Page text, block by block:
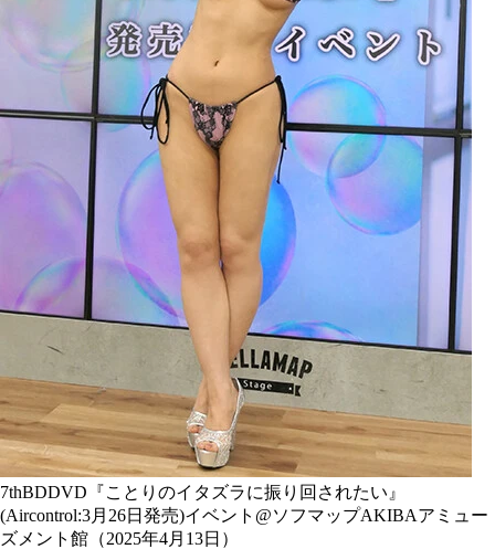
7thBDDVD『ことりのイタズラに振り回されたい』
(Aircontrol:3月26日発売)イベント@ソフマップAKIBAアミュー
ズメント館（2025年4月13日）